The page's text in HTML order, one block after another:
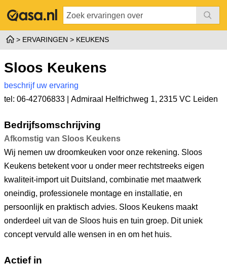
ERVARINGEN KEUKENS
Sloos Keukens
beschrijf uw ervaring
tel: 06-​42706833 | Admiraal Helfrichweg 1, 2315 VC Leiden
Bedrijfsomschrijving
Afkomstig van Sloos Keukens
Wij nemen uw droomkeuken voor onze rekening. Sloos
Keukens betekent voor u onder meer rechtstreeks eigen
kwaliteit-import uit Duitsland, combinatie met maatwerk
oneindig, professionele montage en installatie, en
persoonlijk en praktisch advies. Sloos Keukens maakt
onderdeel uit van de Sloos huis en tuin groep. Dit uniek
concept vervuld alle wensen in en om het huis.
Actief in